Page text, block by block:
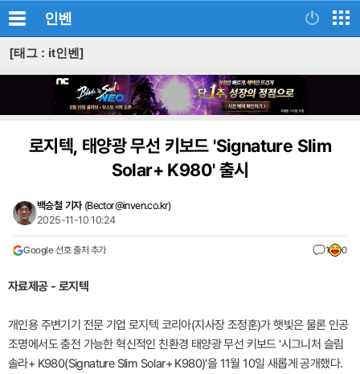
인벤
[태그 : it인벤]
로지텍, 태양광 무선 키보드 'Signature Slim
Solar+ K980' 출시
백승철 기자 (Bector@inven.co.kr)
2025-11-10 10:24
Google 선호 출처 추가 1 0
자료제공 - 로지텍
개인용 주변기기 전문 기업 로지텍 코리아(지사장 조정훈)가 햇빛은 물론 인공
조명에서도 충전 가능한 혁신적인 친환경 태양광 무선 키보드 '시그니처 슬림
솔라+ K980(Signature Slim Solar+ K980)'을 11월 10일 새롭게 공개했다.